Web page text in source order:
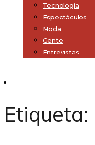
Tecnología
Espectáculos
Moda
Gente
Entrevistas
Etiqueta: